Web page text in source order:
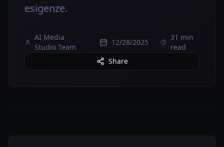
esigenze.
AI Media
Studio Team
12/28/2025
31 min
read
Share